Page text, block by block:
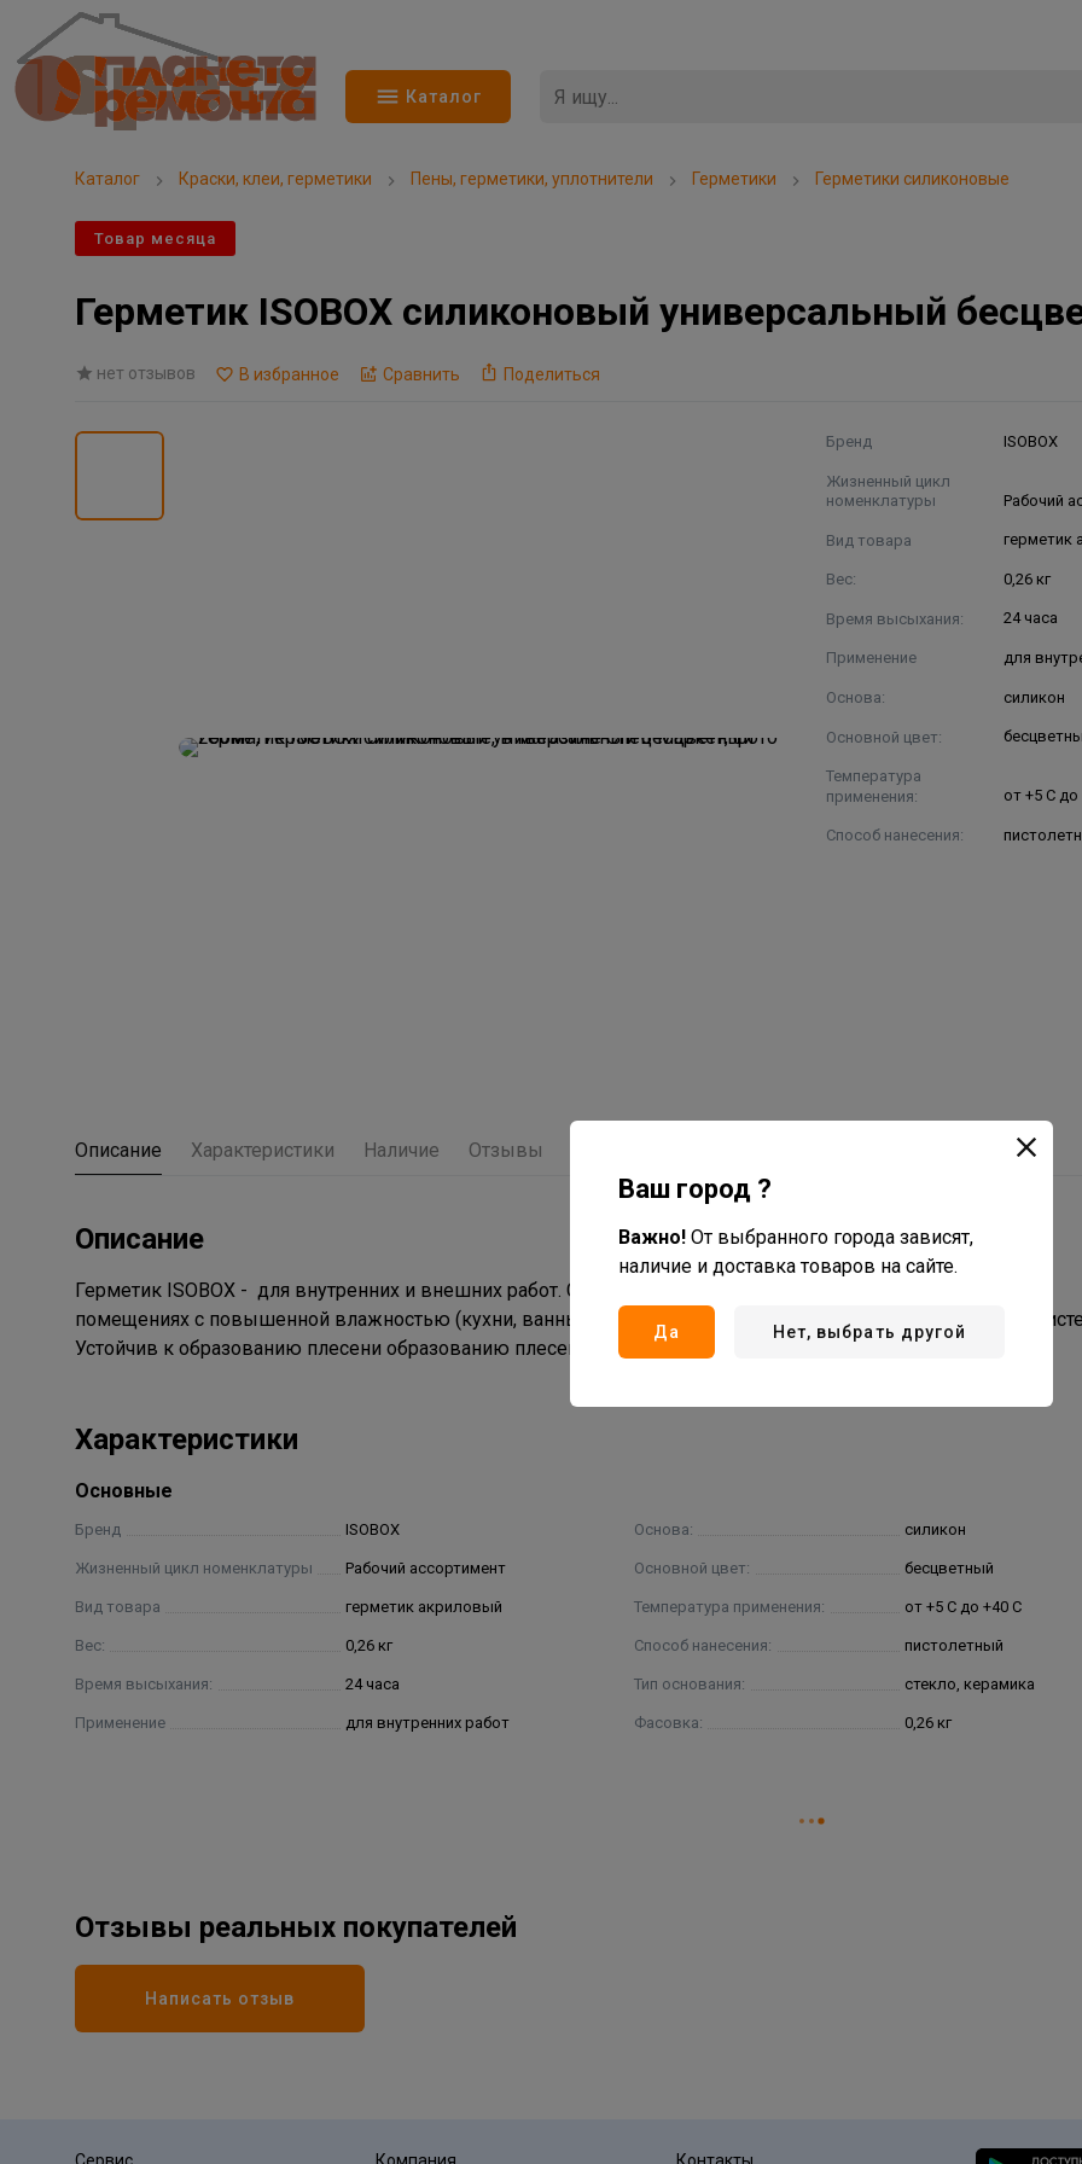
Каталог
Каталог Краски, клеи, герметики Пены, герметики, уплотнители Герметики Герметики силиконовые
Товар месяца
Герметик ISOBOX силиконовый универсальный
нет отзывов В избранное Сравнить Поделиться
Бренд ISOBOX
Жизненный цикл
номенклатуры
Рабочий
Вид товара герметик
Вес: 0,26 кг
Время высыхания: 24 часа
Применение для
Основа: силикон
Основной цвет:
Температура
применения:
от +5 C
Способ нанесения:
Описание Характеристики Наличие Отзывы
Описание
Герметик ISOBOX - для внутренних и внешних работ. Специально разработан для соединительных швов в
помещениях с повышенной влажностью (кухни, ванные комнаты), а также в строительстве, стекольных
Устойчив к образованию плесени образованию плесени, благодаря специальным добавкам в составе.
Характеристики
Основные
Бренд ISOBOX
Жизненный цикл номенклатуры Рабочий ассортимент
Вид товара герметик акриловый
Вес: 0,26 кг
Время высыхания: 24 часа
Применение для внутренних работ
Основа: силикон
Основной цвет: бесцветный
Температура применения: от +5 C до +40 С
Способ нанесения: пистолетный
Тип основания: стекло, керамика
Фасовка: 0,26 кг
Отзывы реальных покупателей
Написать отзыв
Ваш город ?
Важно! От выбранного города зависят,
наличие и доставка товаров на сайте.
Да Нет, выбрать другой